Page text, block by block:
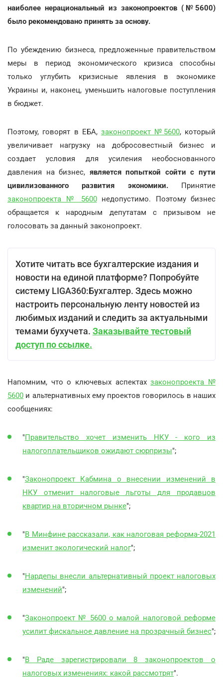
наиболее нерациональный из законопроектов (№5600)
было рекомендовано принять за основу.
По убеждению бизнеса, предложенные правительством
меры в период экономического кризиса способны
только углубить кризисные явления в экономике
Украины и, наконец, уменьшить налоговые поступления
в бюджет.
Поэтому, говорят в ЕБА,законопроект №5600, который
увеличивает нагрузку на добросовестный бизнес и
создает условия для усиления необоснованного
давления на бизнес, является попыткой сойти с пути
цивилизованного развития экономики.Принятие
законопроекта № 5600недопустимо. Поэтому бизнес
обращается к народным депутатам с призывом не
голосовать за данный законопроект.
Хотите читать все бухгалтерские издания и
новости на единой платформе? Попробуйте
систему LIGA360:Бухгалтер. Здесь можно
настроить персональную ленту новостей из
любимых изданий и следить за актуальными
темами бухучета. Заказывайте тестовый
доступ по ссылке.
Напомним, что о ключевых аспектахзаконопроекта №
5600 и альтернативных ему проектов говорилось в наших
сообщениях:
"Правительство хочет изменить НКУ - кого из
налогоплательщиков ожидают сюрпризы";
"Законопроект Кабмина о внесении изменений в
НКУ отменит налоговые льготы для продавцов
квартир на вторичном рынке";
"В Минфине рассказали, как налоговая реформа-2021
изменит экологический налог";
"Нардепы внесли альтернативный проект налоговых
изменений";
"Законопроект № 5600 о малой налоговой реформе
усилит фискальное давление на прозрачный бизнес";
"В Раде зарегистрировали 8 законопроектов о
налоговых изменениях: какой рассмотрят".